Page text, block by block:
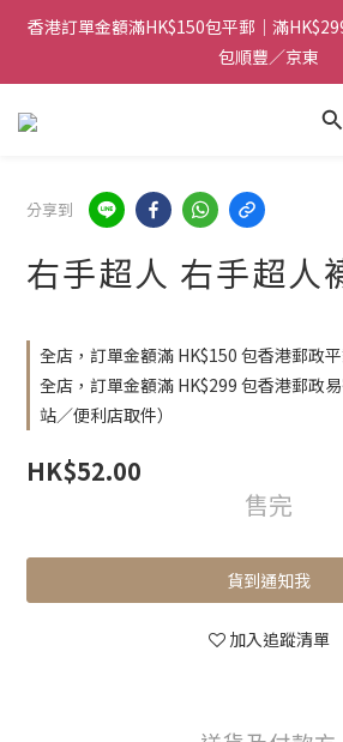
香港訂單金額滿HK$150包平郵｜滿
包順豐／京東
香港訂單金額滿HK$150包平郵｜滿
包順豐／京東
【網店限定！】指定清貨商品每消費
香港訂單金額滿HK$150包平郵｜滿
包順豐／京東
分享到
右手超人 右手超人
全店，訂單金額滿 HK$150 包香港郵政平
全店，訂單金額滿 HK$299 包香港郵政
站／便利店取件）
HK$52.00
售完
貨到通知我
加入追蹤清單